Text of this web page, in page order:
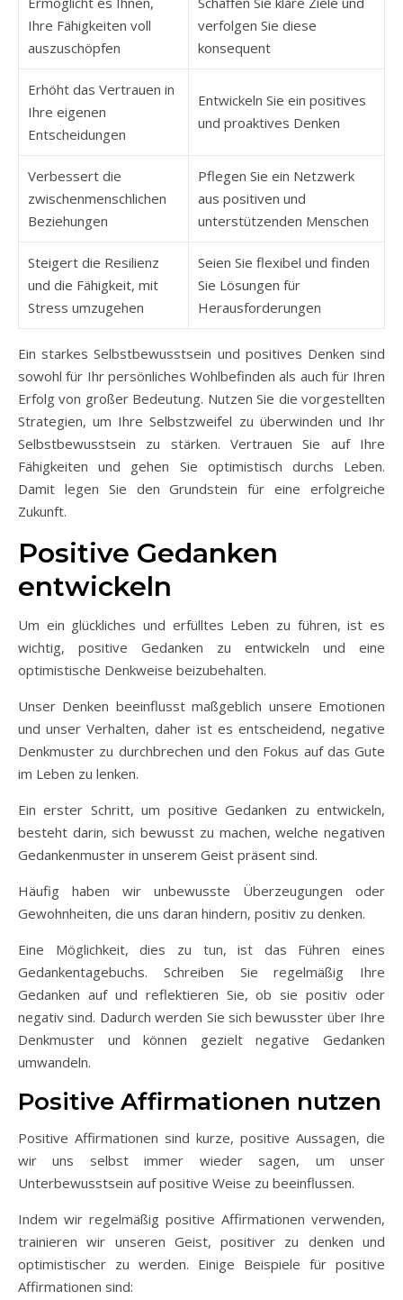
Ihre Fähigkeiten voll
auszuschöpfen
verfolgen Sie diese
konsequent
Erhöht das Vertrauen in
Ihre eigenen
Entscheidungen
Entwickeln Sie ein positives
und proaktives Denken
Verbessert die
zwischenmenschlichen
Beziehungen
Pflegen Sie ein Netzwerk
aus positiven und
unterstützenden Menschen
Steigert die Resilienz
und die Fähigkeit, mit
Stress umzugehen
Seien Sie flexibel und finden
Sie Lösungen für
Herausforderungen
Ein starkes Selbstbewusstsein und positives Denken sind
sowohl für Ihr persönliches Wohlbefinden als auch für Ihren
Erfolg von großer Bedeutung. Nutzen Sie die vorgestellten
Strategien, um Ihre Selbstzweifel zu überwinden und Ihr
Selbstbewusstsein zu stärken. Vertrauen Sie auf Ihre
Fähigkeiten und gehen Sie optimistisch durchs Leben.
Damit legen Sie den Grundstein für eine erfolgreiche
Zukunft.
Positive Gedanken
entwickeln
Um ein glückliches und erfülltes Leben zu führen, ist es
wichtig, positive Gedanken zu entwickeln und eine
optimistische Denkweise beizubehalten.
Unser Denken beeinflusst maßgeblich unsere Emotionen
und unser Verhalten, daher ist es entscheidend, negative
Denkmuster zu durchbrechen und den Fokus auf das Gute
im Leben zu lenken.
Ein erster Schritt, um positive Gedanken zu entwickeln,
besteht darin, sich bewusst zu machen, welche negativen
Gedankenmuster in unserem Geist präsent sind.
Häufig haben wir unbewusste Überzeugungen oder
Gewohnheiten, die uns daran hindern, positiv zu denken.
Eine Möglichkeit, dies zu tun, ist das Führen eines
Gedankentagebuchs. Schreiben Sie regelmäßig Ihre
Gedanken auf und reflektieren Sie, ob sie positiv oder
negativ sind. Dadurch werden Sie sich bewusster über Ihre
Denkmuster und können gezielt negative Gedanken
umwandeln.
Positive Affirmationen nutzen
Positive Affirmationen sind kurze, positive Aussagen, die
wir uns selbst immer wieder sagen, um unser
Unterbewusstsein auf positive Weise zu beeinflussen.
Indem wir regelmäßig positive Affirmationen verwenden,
trainieren wir unseren Geist, positiver zu denken und
optimistischer zu werden. Einige Beispiele für positive
Affirmationen sind: